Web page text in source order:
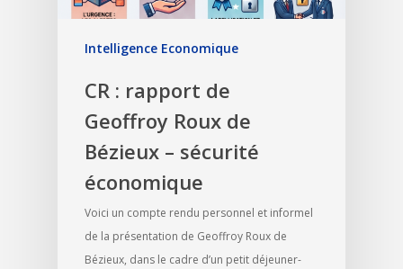
Intelligence Economique
CR : rapport de
Geoffroy Roux de
Bézieux – sécurité
économique
Voici un compte rendu personnel et informel
de la présentation de Geoffroy Roux de
Bézieux, dans le cadre d’un petit déjeuner-